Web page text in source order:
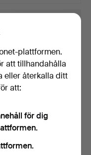
1800/1900-tal,
ortodox.
plattformen.
att tillhandahålla
eller återkalla ditt
att:
för dig